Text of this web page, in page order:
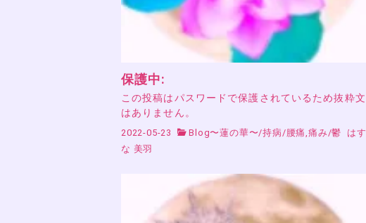
保護中:
この投稿はパスワードで保護されているため抜粋文
はありません。
2022-05-23 Blog〜蓮の華〜/持病/腰痛,痛み/鬱
はす
な 美羽